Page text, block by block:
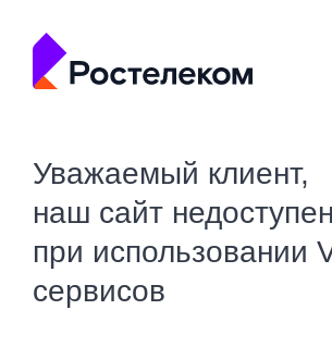
Уважаемый клиент,
наш сайт недоступен
при использовании
сервисов